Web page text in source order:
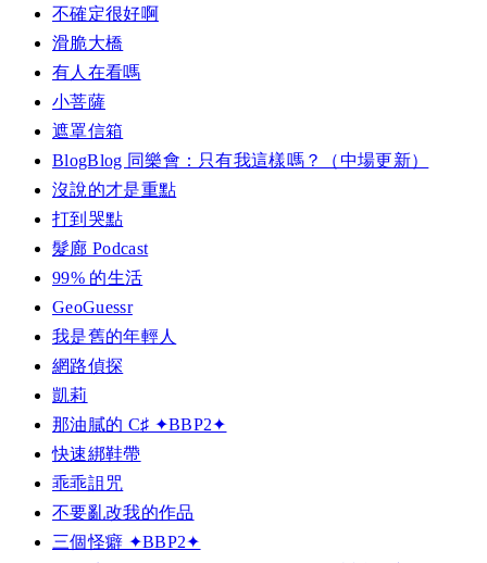
不確定很好啊
滑脆大橋
有人在看嗎
小菩薩
遮罩信箱
BlogBlog 同樂會：只有我這樣嗎？（中場更新）
沒說的才是重點
打到哭點
髮廊 Podcast
99% 的生活
GeoGuessr
我是舊的年輕人
網路偵探
凱莉
那油膩的 C♯ ✦BBP2✦
快速綁鞋帶
乖乖詛咒
不要亂改我的作品
三個怪癖 ✦BBP2✦